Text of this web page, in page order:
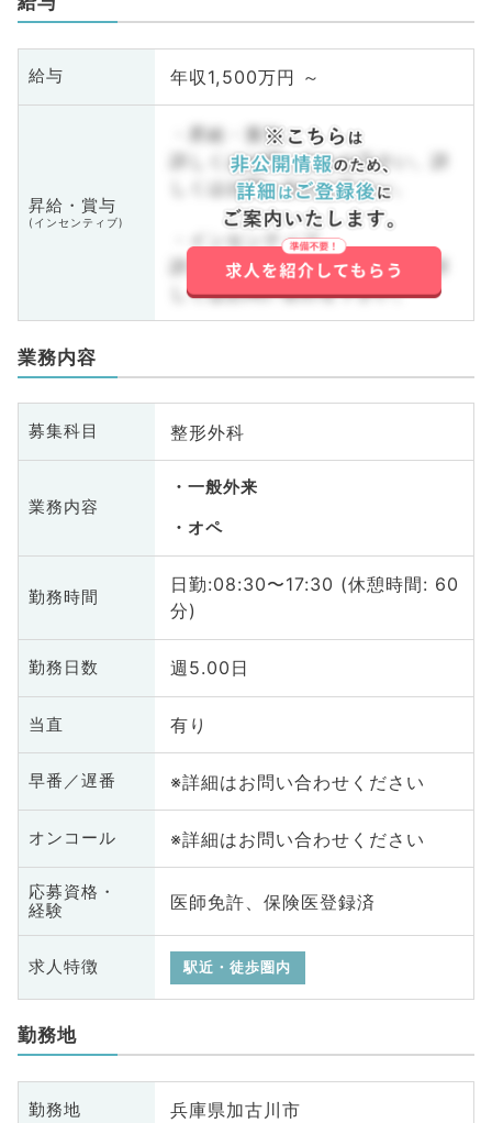
給与 年収1,500万円 ～
昇給・賞与
(インセンティブ)
・昇給・賞与
詳しくはお問い合わせ下さい。詳
しくはお問い合わせ下さい。
・インセンティブ
詳しくはお問い合わせ下さい。詳
しくはお問い合わせ下さい。
業務内容
募集科目 整形外科
業務内容
一般外来
オペ
勤務時間
日勤:08:30〜17:30 (休憩時間: 60
分)
勤務日数 週5.00日
当直 有り
早番／遅番 ※詳細はお問い合わせください
オンコール ※詳細はお問い合わせください
応募資格・
経験
医師免許、保険医登録済
求人特徴 駅近・徒歩圏内
勤務地
勤務地 兵庫県加古川市